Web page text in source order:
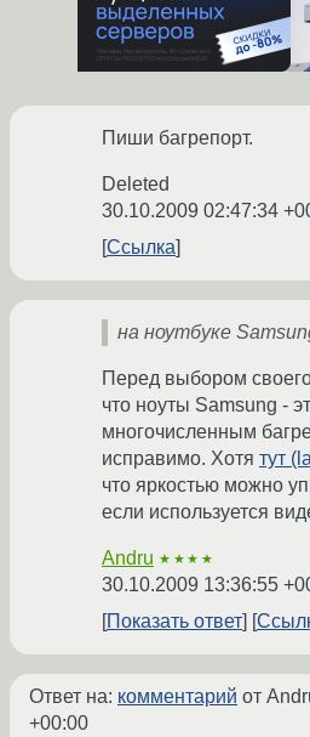
Пиши багрепорт.
Deleted
30.10.2009 02:47:34
Ссылка
на ноутбуке
Перед выбором
что ноуты Samsung -
многочисленным
исправимо. Хотя тут
что яркостью можно
если используется
Andru ★★★★
30.10.2009 13:36:55
Показать ответ
Ответ на: комментарий от
+00:00